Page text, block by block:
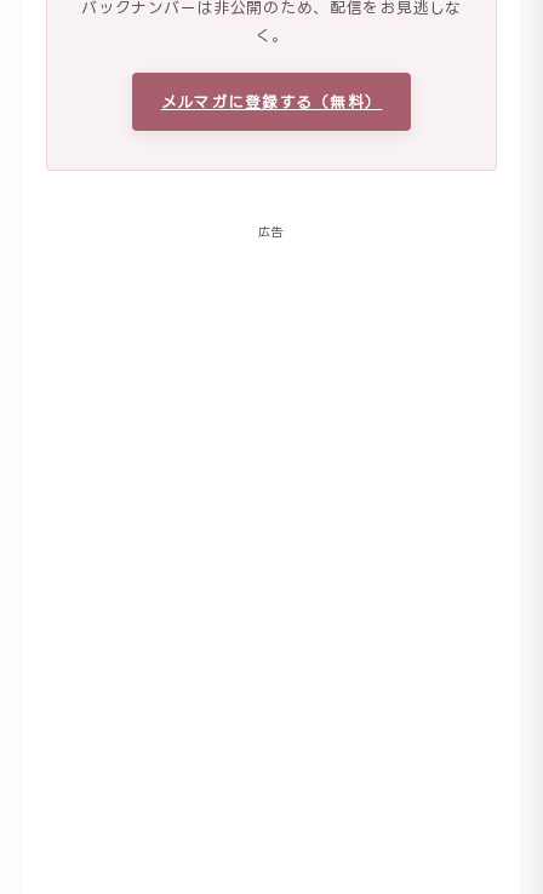
バックナンバーは非公開のため、配信をお見逃しな
く。
メルマガに登録する（無料）
広告